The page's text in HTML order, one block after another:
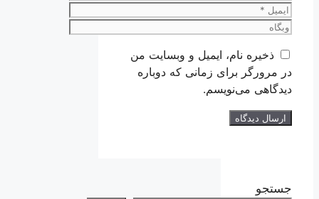
ایمیل
وبگاه
ذخیره نام، ایمیل و وبسایت من
در مرورگر برای زمانی که دوباره
دیدگاهی می‌نویسم.
جستجو